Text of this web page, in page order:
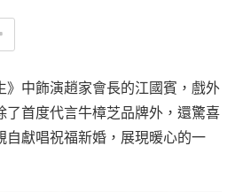
》中飾演趙家會長的江國賓，戲外
了首度代言牛樟芝品牌外，還驚喜
自獻唱祝福新婚，展現暖心的一